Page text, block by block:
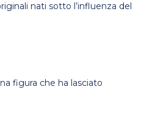
nati sotto l’influenza del
figura che ha lasciato